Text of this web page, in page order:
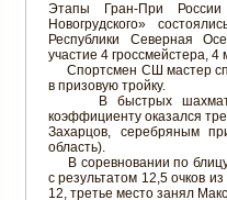
Этапы Гран-При
Новогрудского»
Республики Северная
участие 4 гроссмейстера,
Спортсмен СШ мастер
в призовую тройку.
В быстрых шахматах
коэффициенту оказался
Захарцов, серебряным
область).
В соревновании по
с результатом 12,5 очков
12, третье место занял